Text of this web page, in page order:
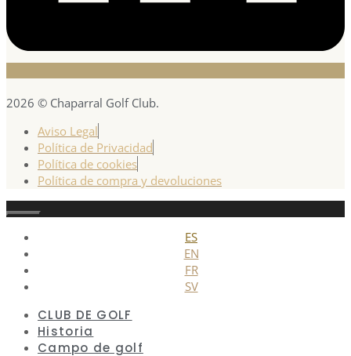
2026 © Chaparral Golf Club.
Aviso Legal
Política de Privacidad
Política de cookies
Política de compra y devoluciones
Cerrar
ES
EN
FR
SV
CLUB DE GOLF
Historia
Campo de golf